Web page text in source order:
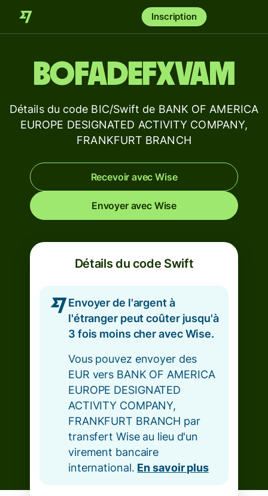
Inscription
BOFADEFXVAM
Détails du code BIC/Swift de BANK OF AMERICA
EUROPE DESIGNATED ACTIVITY COMPANY,
FRANKFURT BRANCH
Recevoir avec Wise
Envoyer avec Wise
Détails du code Swift
Envoyer de l'argent à
l'étranger peut coûter jusqu'à
3 fois moins cher avec Wise.
Vous pouvez envoyer des
EUR vers BANK OF AMERICA
EUROPE DESIGNATED
ACTIVITY COMPANY,
FRANKFURT BRANCH par
transfert Wise au lieu d'un
virement bancaire
international. En savoir plus